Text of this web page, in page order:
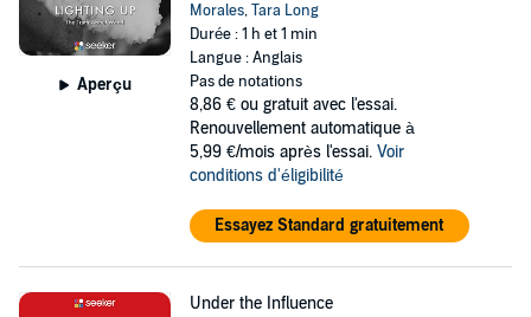
Aperçu
Morales,Tara Long
Durée : 1 h et 1 min
Langue : Anglais
Pas de notations
8,86 € ou gratuit avec l'essai.
Renouvellement automatique à
5,99 €/mois après l'essai. Voir
conditions d'éligibilité
Essayez Standard gratuitement
Under the Influence